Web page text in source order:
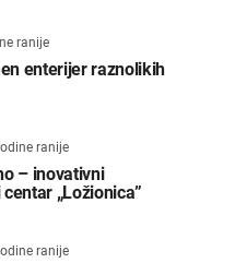
ranije
enterijer raznolikih
ranije
– inovativni
„Ložionica”
ranije